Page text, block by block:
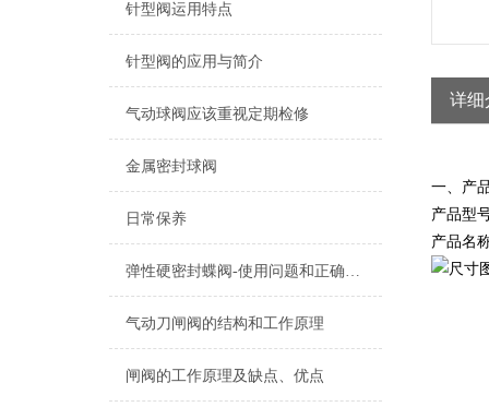
针型阀运用特点
针型阀的应用与简介
气动球阀应该重视定期检修
金属密封球阀
日常保养
弹性硬密封蝶阀-使用问题和正确使用方法
气动刀闸阀的结构和工作原理
闸阀的工作原理及缺点、优点
详细
一、产
产品型
产品名